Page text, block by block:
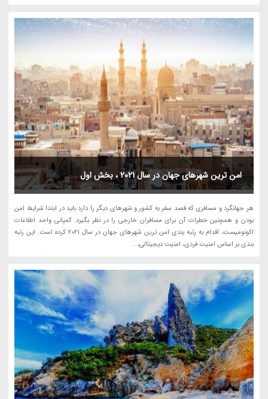
امن ترین شهرهای جهان در سال 2021 ، بخش اول
هر جهانگرد و مسافری که قصد سفر به کشور و شهرهای دیگر را دارد باید در ابتدا شرایط امن
بودن و همچنین خطرات آن برای مسافران خارجی را در نظر بگیرد. کمپانی واحد اطلاعات
اکونومیست، اقدام به رتبه بندی امن ترین شهرهای جهان در سال 2021 کرده است. این رتبه
بندی بر اساس امنیت فردی، امنیت دیجیتالی،...